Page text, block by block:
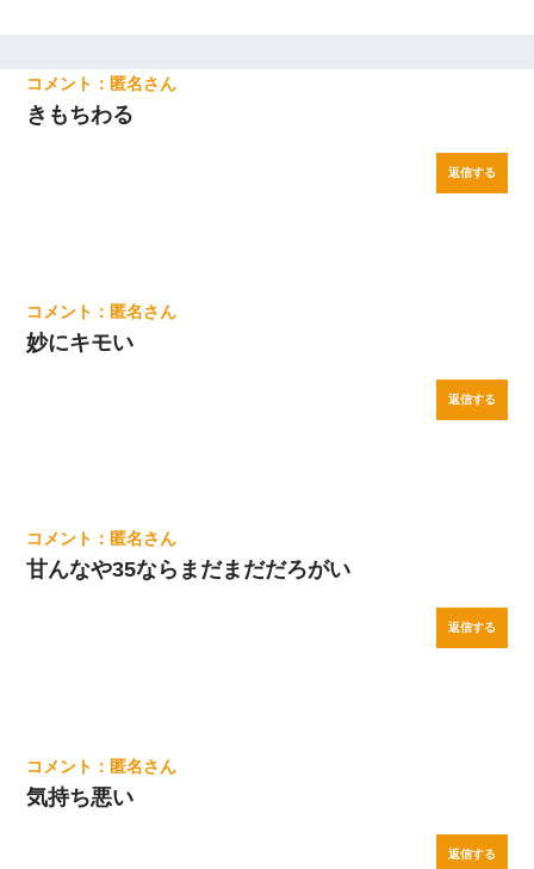
匿名
きもちわる
返信する
匿名
妙にキモい
返信する
匿名
甘んなや35ならまだまだだろがい
返信する
匿名
気持ち悪い
返信する